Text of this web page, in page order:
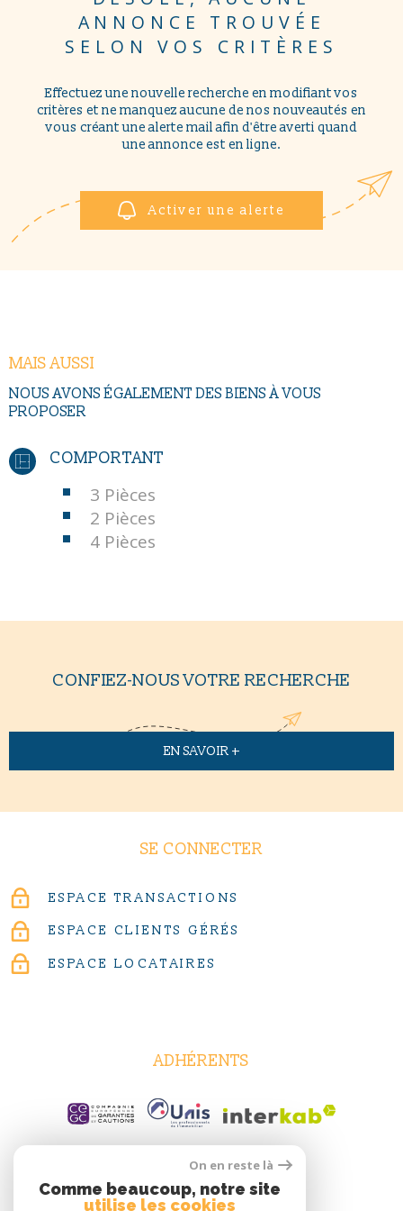
NOUS
ANNONCE TROUVÉE
SELON VOS CRITÈRES
Effectuez une nouvelle recherche en modifiant vos
critères et ne manquez aucune de nos nouveautés en
vous créant une alerte mail afin d'être averti quand
une annonce est en ligne.
Activer une alerte
MAIS AUSSI
NOUS AVONS ÉGALEMENT DES BIENS À VOUS
PROPOSER
COMPORTANT
3 Pièces
2 Pièces
4 Pièces
CONFIEZ-NOUS VOTRE RECHERCHE
EN SAVOIR +
SE CONNECTER
ESPACE TRANSACTIONS
ESPACE CLIENTS GÉRÉS
ESPACE LOCATAIRES
ADHÉRENTS
On en reste là
Comme beaucoup, notre site
utilise les cookies
Pièces
PIÈCES
RÉFÉRENCE
PLUS DE CRITÈRES